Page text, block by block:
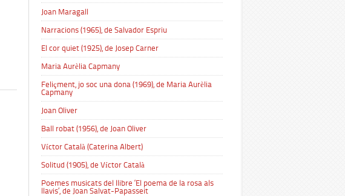
Joan Maragall
Narracions (1965), de Salvador Espriu
El cor quiet (1925), de Josep Carner
Maria Aurèlia Capmany
Feliçment, jo soc una dona (1969), de Maria Aurèlia
Capmany
Joan Oliver
Ball robat (1956), de Joan Oliver
Víctor Català (Caterina Albert)
Solitud (1905), de Víctor Català
Poemes musicats del llibre ‘El poema de la rosa als
llavis’, de Joan Salvat-Papasseit